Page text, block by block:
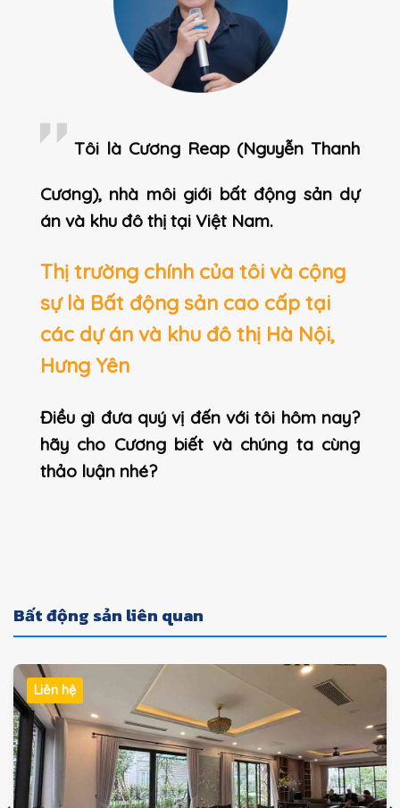
Tôi là Cương Reap (Nguyễn Thanh
Cương), nhà môi giới bất động sản dự
án và khu đô thị tại Việt Nam.
Thị trường chính của tôi và cộng
sự là Bất động sản cao cấp tại
các dự án và khu đô thị Hà Nội,
Hưng Yên
Điều gì đưa quý vị đến với tôi hôm nay?
hãy cho Cương biết và chúng ta cùng
thảo luận nhé?
Bất động sản liên quan
Liên hệ